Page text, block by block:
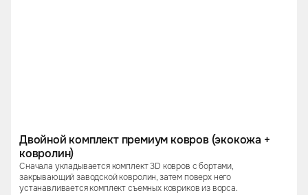
Двойной комплект премиум ковров (экокожа +
ковролин)
Сначала укладывается комплект 3D ковров с бортами,
закрывающий заводской ковролин, затем поверх него
устанавливается комплект съемных ковриков из ворса.